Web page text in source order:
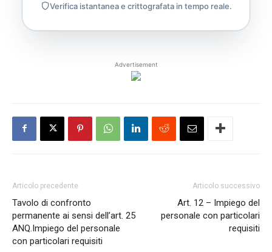
Verifica istantanea e crittografata in tempo reale.
Advertisement
Articolo precedente
Tavolo di confronto
permanente ai sensi dell’art. 25
ANQ.Impiego del personale
con particolari requisiti
Articolo successivo
Art. 12 – Impiego del
personale con particolari
requisiti